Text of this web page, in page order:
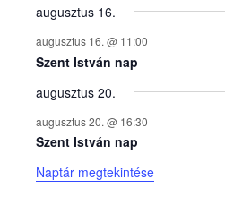
y
e
k
n
a
augusztus 16.
augusztus 16. @ 11:00
Szent István nap
augusztus 20.
augusztus 20. @ 16:30
Szent István nap
Naptár megtekintése